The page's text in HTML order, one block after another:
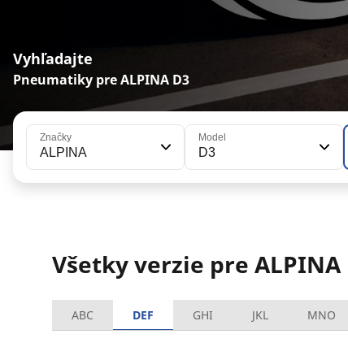
Vyhľadajte
Pneumatiky pre ALPINA D3
Značky
ALPINA
Model
D3
Všetky verzie pre ALPINA
ABC DEF GHI JKL MNO